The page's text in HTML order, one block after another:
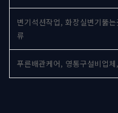
변기석션작업, 화장실변기뚫
류
푸른배관케어, 영통구설비업